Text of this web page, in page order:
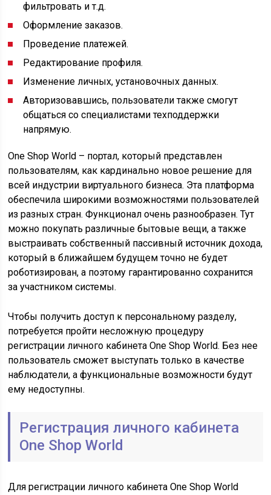
фильтровать и т.д.
Оформление заказов.
Проведение платежей.
Редактирование профиля.
Изменение личных, установочных данных.
Авторизовавшись, пользователи также смогут
общаться со специалистами техподдержки
напрямую.
One Shop World – портал, который представлен
пользователям, как кардинально новое решение для
всей индустрии виртуального бизнеса. Эта платформа
обеспечила широкими возможностями пользователей
из разных стран. Функционал очень разнообразен. Тут
можно покупать различные бытовые вещи, а также
выстраивать собственный пассивный источник дохода,
который в ближайшем будущем точно не будет
роботизирован, а поэтому гарантированно сохранится
за участником системы.
Чтобы получить доступ к персональному разделу,
потребуется пройти несложную процедуру
регистрации личного кабинета One Shop World. Без нее
пользователь сможет выступать только в качестве
наблюдатели, а функциональные возможности будут
ему недоступны.
Регистрация личного кабинета
One Shop World
Для регистрации личного кабинета One Shop World